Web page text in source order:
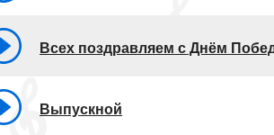
Всех поздравляем с Днём
Выпускной